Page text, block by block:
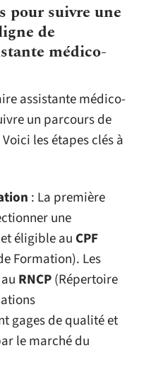
pour suivre une
de
médico-
assistante médico-
un parcours de
les étapes clés à
: La première
une
éligible au CPF
Formation). Les
RNCP(Répertoire
gages de qualité et
le marché du